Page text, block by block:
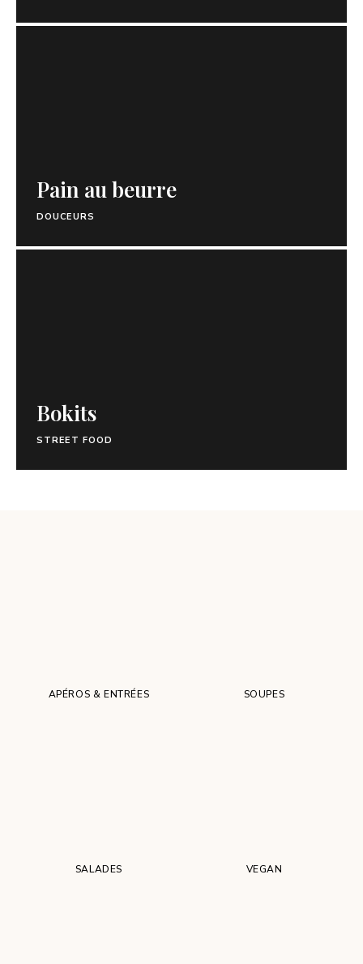
Pain au beurre
DOUCEURS
Bokits
STREET FOOD
APÉROS & ENTRÉES SOUPES
SALADES VEGAN